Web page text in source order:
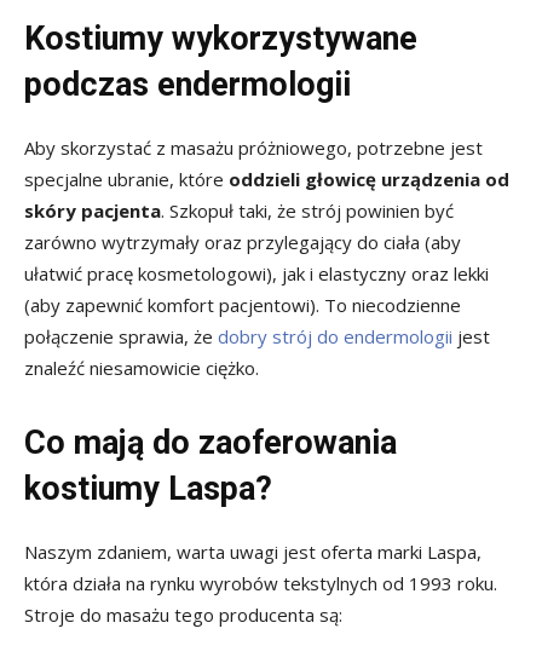
Kostiumy wykorzystywane
podczas endermologii
Aby skorzystać z masażu próżniowego, potrzebne jest
specjalne ubranie, które oddzieli głowicę urządzenia od
skóry pacjenta. Szkopuł taki, że strój powinien być
zarówno wytrzymały oraz przylegający do ciała (aby
ułatwić pracę kosmetologowi), jak i elastyczny oraz lekki
(aby zapewnić komfort pacjentowi). To niecodzienne
połączenie sprawia, że dobry strój do endermologii jest
znaleźć niesamowicie ciężko.
Co mają do zaoferowania
kostiumy Laspa?
Naszym zdaniem, warta uwagi jest oferta marki Laspa,
która działa na rynku wyrobów tekstylnych od 1993 roku.
Stroje do masażu tego producenta są: